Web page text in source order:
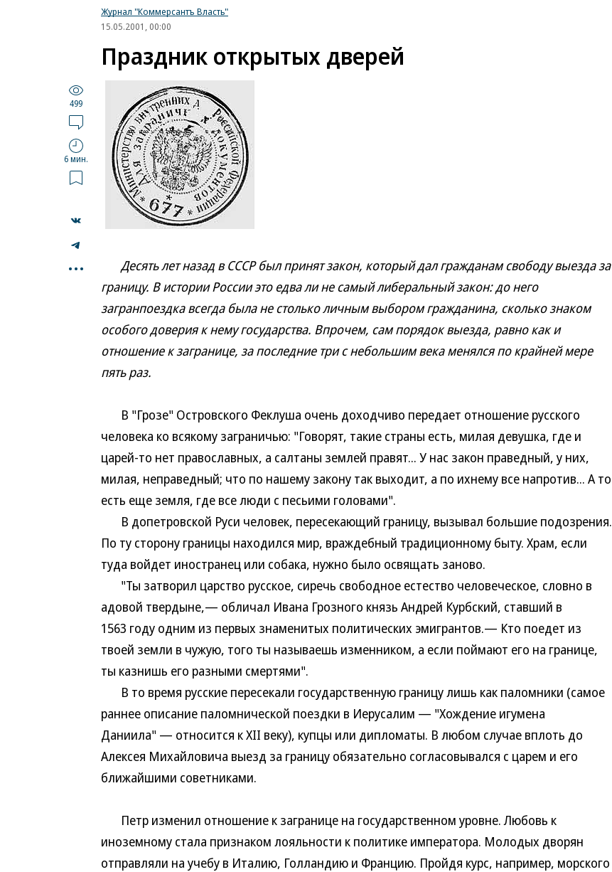
Журнал "Коммерсантъ Власть"
15.05.2001, 00:00
Праздник открытых дверей
499
6 мин.
...
Десять лет назад в СССР был принят закон, который дал гражданам свободу выезда за
границу. В истории России это едва ли не самый либеральный закон: до него
загранпоездка всегда была не столько личным выбором гражданина, сколько знаком
особого доверия к нему государства. Впрочем, сам порядок выезда, равно как и
отношение к загранице, за последние три с небольшим века менялся по крайней мере
пять раз.
В "Грозе" Островского Феклуша очень доходчиво передает отношение русского
человека ко всякому заграничью: "Говорят, такие страны есть, милая девушка, где и
царей-то нет православных, а салтаны землей правят... У нас закон праведный, у них,
милая, неправедный; что по нашему закону так выходит, а по ихнему все напротив... А то
есть еще земля, где все люди с песьими головами".
В допетровской Руси человек, пересекающий границу, вызывал большие подозрения.
По ту сторону границы находился мир, враждебный традиционному быту. Храм, если
туда войдет иностранец или собака, нужно было освящать заново.
"Ты затворил царство русское, сиречь свободное естество человеческое, словно в
адовой твердыне,— обличал Ивана Грозного князь Андрей Курбский, ставший в
1563 году одним из первых знаменитых политических эмигрантов.— Кто поедет из
твоей земли в чужую, того ты называешь изменником, а если поймают его на границе,
ты казнишь его разными смертями".
В то время русские пересекали государственную границу лишь как паломники (самое
раннее описание паломнической поездки в Иерусалим — "Хождение игумена
Даниила" — относится к XII веку), купцы или дипломаты. В любом случае вплоть до
Алексея Михайловича выезд за границу обязательно согласовывался с царем и его
ближайшими советниками.
Петр изменил отношение к загранице на государственном уровне. Любовь к
иноземному стала признаком лояльности к политике императора. Молодых дворян
отправляли на учебу в Италию, Голландию и Францию. Пройдя курс, например, морского